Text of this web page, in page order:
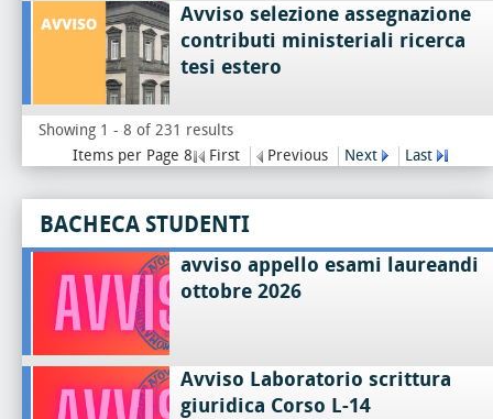
Avviso selezione assegnazione
contributi ministeriali ricerca
tesi estero
Showing 1 - 8 of 231 results
Items per Page 8
First Previous Next Last
BACHECA STUDENTI
avviso appello esami laureandi
ottobre 2026
Avviso Laboratorio scrittura
giuridica Corso L-14